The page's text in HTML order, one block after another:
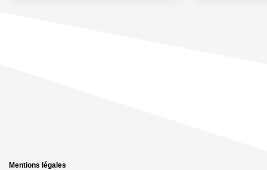
Mentions légales